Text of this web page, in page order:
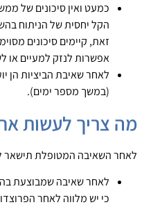
כמעט ואין סיכונים של
הקל יחסית של הניתוח
זאת, קיימים סיכונים
אפשרות לנזק למעיים או
לאחר שאיבת הביציות הן
(במשך מספר ימים).
מה צריך לעשות
לאחר השאיבה המטופלת
לאחר שאיבה שמבוצעת
כי יש מלווה לאחר